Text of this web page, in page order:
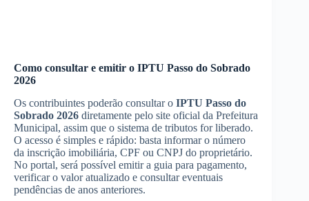
Como consultar e emitir o IPTU Passo do Sobrado
2026
Os contribuintes poderão consultar o IPTU Passo do
Sobrado 2026 diretamente pelo site oficial da Prefeitura
Municipal, assim que o sistema de tributos for liberado.
O acesso é simples e rápido: basta informar o número
da inscrição imobiliária, CPF ou CNPJ do proprietário.
No portal, será possível emitir a guia para pagamento,
verificar o valor atualizado e consultar eventuais
pendências de anos anteriores.